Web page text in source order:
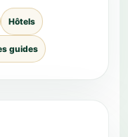
Hôtels
guides